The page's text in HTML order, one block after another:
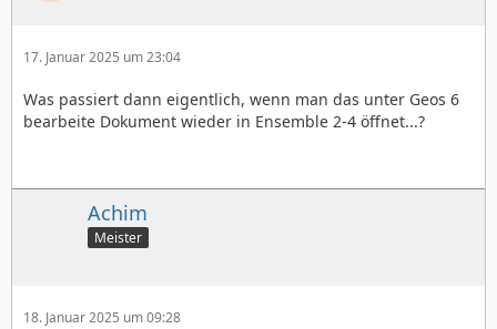
17. Januar 2025 um 23:04
Was passiert dann eigentlich, wenn man das unter Geos 6
bearbeite Dokument wieder in Ensemble 2-4 öffnet...?
Achim
Meister
18. Januar 2025 um 09:28